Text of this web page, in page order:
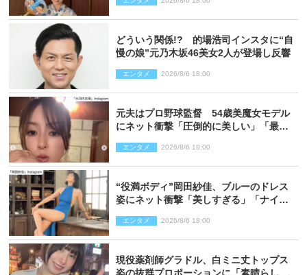
どういう関係!? 的場浩司インスタに“自
慢の娘”元乃木坂46美女2人が登場し反響
エンタメ 2026/8/6 18:00
元夫はプロ野球監督 54歳美魔女モデル
にネット衝撃「圧倒的に美しい」「最強
エンタメ 2026/8/6 18:00
“役満ボディ”岡田紗佳、ブルーのドレス
姿にネット衝撃「美しすぎる」「ナイ
エンタメ 2026/8/6 18:00
現役薬剤師グラドル、白ミニ丈トップス